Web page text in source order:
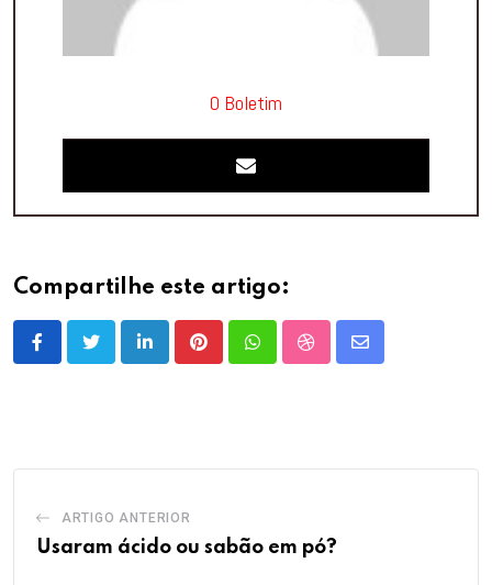
O Boletim
Compartilhe este artigo:
LinkedInPinterestWhatsappStumbleUpon
Share
ARTIGO ANTERIOR
Usaram ácido ou sabão em pó?